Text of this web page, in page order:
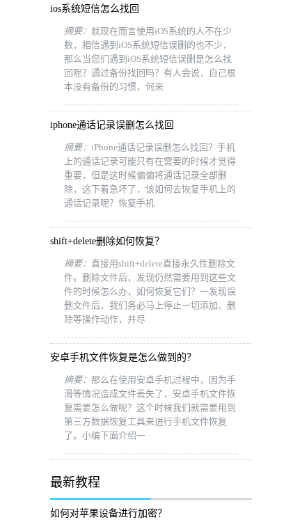
ios系统短信怎么找回
摘要： 就现在而言使用iOS系统的人不在少
数，相信遇到iOS系统短信误删的也不少，
那么当您们遇到iOS系统短信误删是怎么找
回呢？通过备份找回吗？有人会说，自己根
本没有备份的习惯，何来
iphone通话记录误删怎么找回
摘要： iPhone通话记录误删怎么找回？手机
上的通话记录可能只有在需要的时候才觉得
重要，但是这时候偏偏将通话记录全部删
除，这下着急坏了，该如何去恢复手机上的
通话记录呢？恢复手机
shift+delete删除如何恢复？
摘要： 直接用shift+delete直接永久性删除文
件。删除文件后，发现仍然需要用到这些文
件的时候怎么办，如何恢复它们？一发现误
删文件后，我们务必马上停止一切添加、删
除等操作动作，并尽
安卓手机文件恢复是怎么做到的？
摘要： 那么在使用安卓手机过程中，因为手
滑等情况造成文件丢失了，安卓手机文件恢
复需要怎么做呢？这个时候我们就需要用到
第三方数据恢复工具来进行手机文件恢复
了。小编下面介绍一
最新教程
如何对苹果设备进行加密？